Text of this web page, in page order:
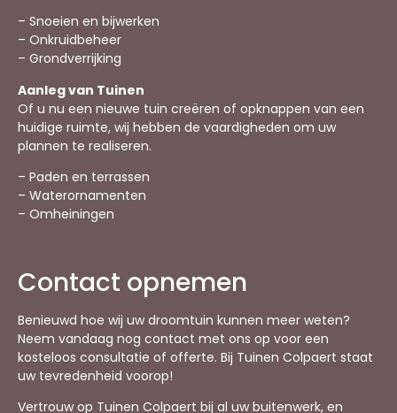
– Snoeien en bijwerken
– Onkruidbeheer
– Grondverrijking
Aanleg van Tuinen
Of u nu een nieuwe tuin creëren of opknappen van een
huidige ruimte, wij hebben de vaardigheden om uw
plannen te realiseren.
– Paden en terrassen
– Waterornamenten
– Omheiningen
Contact opnemen
Benieuwd hoe wij uw droomtuin kunnen meer weten?
Neem vandaag nog contact met ons op voor een
kosteloos consultatie of offerte. Bij Tuinen Colpaert staat
uw tevredenheid voorop!
Vertrouw op Tuinen Colpaert bij al uw buitenwerk, en